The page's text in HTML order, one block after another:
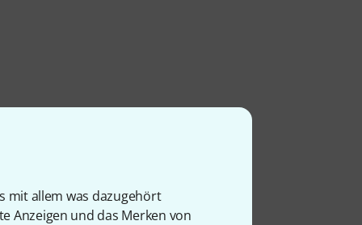
mit allem was dazugehört
Anzeigen und das Merken von